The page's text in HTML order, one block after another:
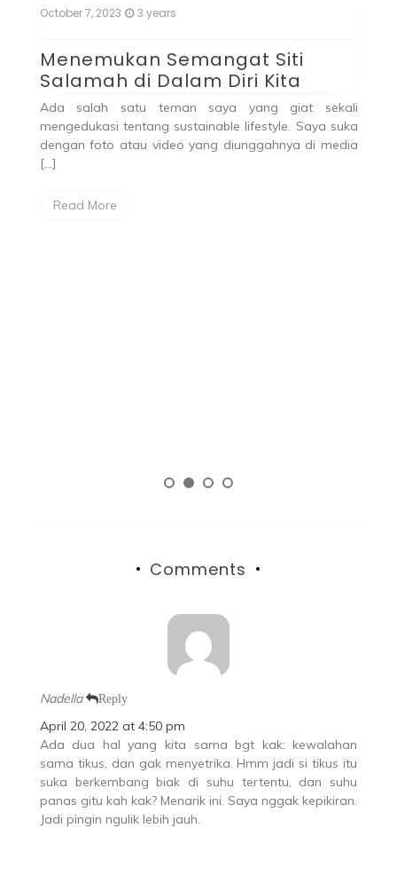
Contest/Travel & Culinary
April 20, 2019 7 years
dengan Berbagi
Comments
Nadella Reply
April 20, 2022 at 4:50 pm
Ada dua hal yang kita sama bgt kak: kewalahan
sama tikus, dan gak menyetrika. Hmm jadi si tikus itu
suka berkembang biak di suhu tertentu, dan suhu
panas gitu kah kak? Menarik ini. Saya nggak kepikiran.
Jadi pingin ngulik lebih jauh.